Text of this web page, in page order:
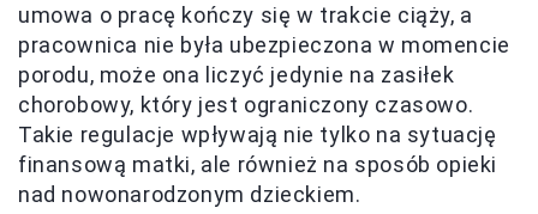
umowa o pracę kończy się w trakcie ciąży, a
pracownica nie była ubezpieczona w momencie
porodu, może ona liczyć jedynie na zasiłek
chorobowy, który jest ograniczony czasowo.
Takie regulacje wpływają nie tylko na sytuację
finansową matki, ale również na sposób opieki
nad nowonarodzonym dzieckiem.